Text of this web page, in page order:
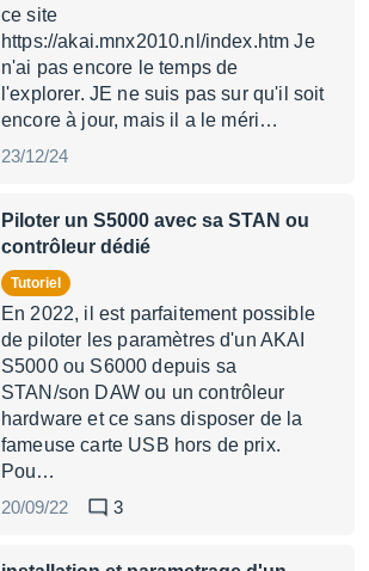
ce site
https://akai.mnx2010.nl/index.htm Je
n'ai pas encore le temps de
l'explorer. JE ne suis pas sur qu'il soit
encore à jour, mais il a le méri…
23/12/24
Piloter un S5000 avec sa STAN ou
contrôleur dédié
Tutoriel
En 2022, il est parfaitement possible
de piloter les paramètres d'un AKAI
S5000 ou S6000 depuis sa
STAN/son DAW ou un contrôleur
hardware et ce sans disposer de la
fameuse carte USB hors de prix.
Pou…
20/09/22
3